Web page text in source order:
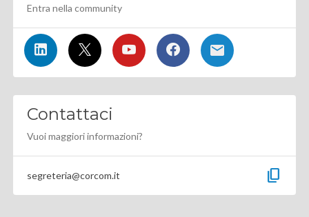
Entra nella community
Contattaci
Vuoi maggiori informazioni?
segreteria@corcom.it content_copy